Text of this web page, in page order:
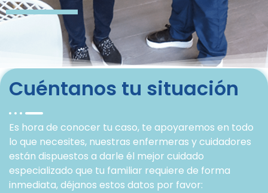
Cuéntanos tu situación
Es hora de conocer tu caso, te apoyaremos en todo
lo que necesites, nuestras enfermeras y cuidadores
están dispuestos a darle él mejor cuidado
especializado que tu familiar requiere de forma
inmediata, déjanos estos datos por favor: